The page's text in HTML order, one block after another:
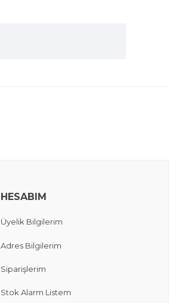
HESABIM
Üyelik Bilgilerim
Adres Bilgilerim
Siparişlerim
Stok Alarm Listem